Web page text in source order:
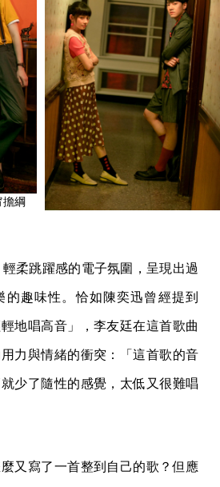
綱
柔跳躍感的電子氛圍，呈現出過
的趣味性。恰如陳奕迅曾經提到
輕地唱高音」，李友廷在這首歌曲
力與情緒的衝突：「這首歌的音
少了隨性的感覺，太低又很難唱
又寫了一首整到自己的歌？但應